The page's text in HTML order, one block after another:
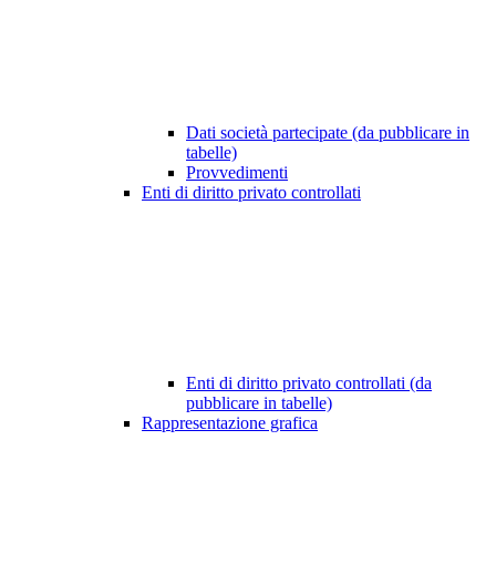
Dati società partecipate (da pubblicare in
tabelle)
Provvedimenti
Enti di diritto privato controllati
Enti di diritto privato controllati (da
pubblicare in tabelle)
Rappresentazione grafica